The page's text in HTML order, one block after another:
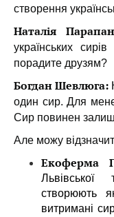
створення
Наталія
українських
порадите друзям?
Богдан Шевлюга:
один сир. Для
Сир повинен
Але можу
Екоферма
створюють
витримані